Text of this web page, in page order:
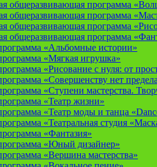
общеразвивающая программа
общеразвивающая программа
общеразвивающая программа
общеразвивающая программа
«Альбомные истории»
«Мягкая игрушка»
«Рисование с нуля: от
«Совершенству нет
«Ступени мастерства.
«Театр жизни»
«Театр моды и танца
«Театральная студия
«Фантазия»
«Юный дизайнер»
«Вершина мастерства»